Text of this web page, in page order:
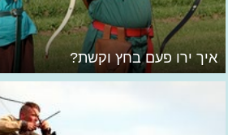
איך ירו פעם בחץ וקשת?